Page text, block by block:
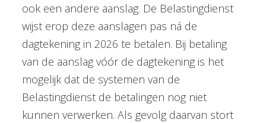
ook een andere aanslag. De Belastingdienst
wijst erop deze aanslagen pas ná de
dagtekening in 2026 te betalen. Bij betaling
van de aanslag vóór de dagtekening is het
mogelijk dat de systemen van de
Belastingdienst de betalingen nog niet
kunnen verwerken. Als gevolg daarvan stort